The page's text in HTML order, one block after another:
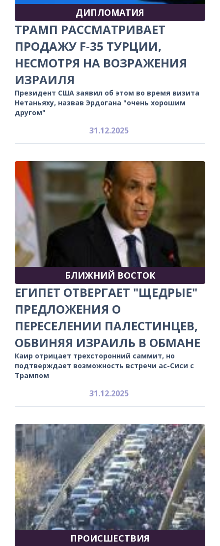
ДИПЛОМАТИЯ
ТРАМП РАССМАТРИВАЕТ
ПРОДАЖУ F-35 ТУРЦИИ,
НЕСМОТРЯ НА ВОЗРАЖЕНИЯ
ИЗРАИЛЯ
Президент США заявил об этом во время визита
Нетаньяху, назвав Эрдогана "очень хорошим
другом"
31.12.2025
БЛИЖНИЙ ВОСТОК
ЕГИПЕТ ОТВЕРГАЕТ "ЩЕДРЫЕ"
ПРЕДЛОЖЕНИЯ О
ПЕРЕСЕЛЕНИИ ПАЛЕСТИНЦЕВ,
ОБВИНЯЯ ИЗРАИЛЬ В ОБМАНЕ
Каир отрицает трехсторонний саммит, но
подтверждает возможность встречи ас-Сиси с
Трампом
31.12.2025
ПРОИСШЕСТВИЯ